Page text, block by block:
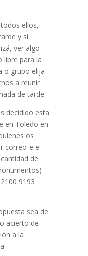
ellos,
y si
ver algo
libre para la
o grupo elija
a reunir
de tarde.
decidido esta
en Toledo en
os
correo-e e
de
9193
sea de
acierto de
a la